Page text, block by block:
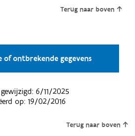
Terug naar boven
of ontbrekende gegevens
6/11/2025
op:19/02/2016
Terug naar boven